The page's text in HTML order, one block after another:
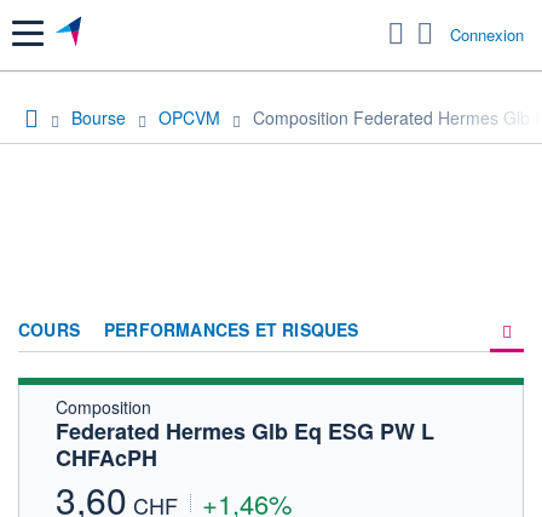
Menu Connexion
Bourse OPCVM Composition Federated Hermes Glb
COURS PERFORMANCES ET RISQUES
FORUM
Composition
Federated Hermes Glb Eq ESG PW L
CHFAcPH
3,60 CHF +1,46%